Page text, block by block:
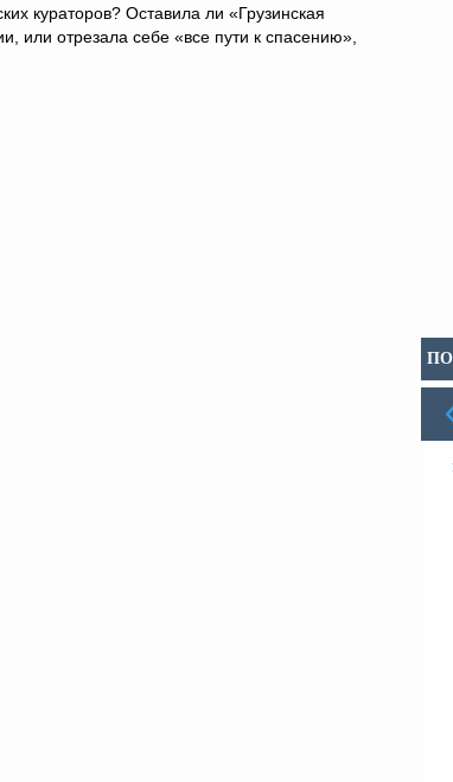
кураторов? Оставила ли «Грузинская
или отрезала себе «все пути к спасению»,